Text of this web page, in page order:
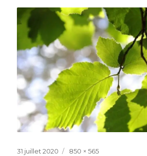
Publié
31 juillet 2020
Taille
850 × 565